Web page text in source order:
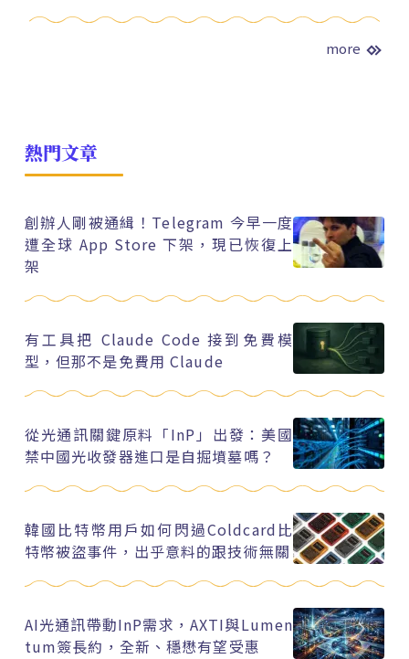
more
熱門文章
創辦人剛被通緝！Telegram 今早一度
遭全球 App Store 下架，現已恢復上
架
有工具把 Claude Code 接到免費模
型，但那不是免費用 Claude
從光通訊關鍵原料「InP」出發：美國
禁中國光收發器進口是自掘墳墓嗎？
韓國比特幣用戶如何閃過Coldcard比
特幣被盜事件，出乎意料的跟技術無關
AI光通訊帶動InP需求，AXTI與Lumen
tum簽長約，全新、穩懋有望受惠